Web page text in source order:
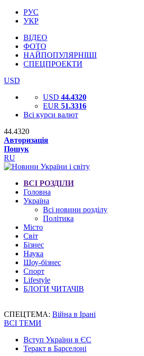
РУС
УКР
ВІДЕО
ФОТО
НАЙПОПУЛЯРНІШІ
СПЕЦПРОЕКТИ
USD
USD 44.4320
EUR 51.3316
Всі курси валют
44.4320
Авторизація
Пошук
RU
ВСІ РОЗДІЛИ
Головна
Україна
Всі новини розділу
Політика
Місто
Світ
Бізнес
Наука
Шоу-бізнес
Спорт
Lifestyle
БЛОГИ ЧИТАЧІВ
СПЕЦТЕМА: Війна в Ірані
ВСІ ТЕМИ
Вступ України в ЄС
Теракт в Барселоні